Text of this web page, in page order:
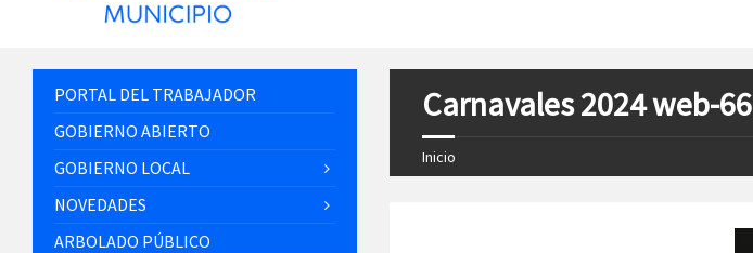
Carnavales 2024 web-66
Inicio
PORTAL DEL TRABAJADOR
GOBIERNO ABIERTO
GOBIERNO LOCAL
NOVEDADES
ARBOLADO PÚBLICO